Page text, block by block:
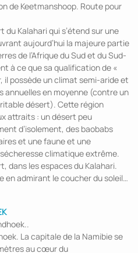
de Keetmanshoop. Route pour
du Kalahari qui s’étend sur une
aujourd’hui la majeure partie
de l’Afrique du Sud et du Sud-
à ce que sa qualification de «
il possède un climat semi-aride et
annuelles en moyenne (contre un
désert). Cette région
attraits : un désert peu
d’isolement, des baobabs
et une faune et une
climatique extrême.
dans les espaces du Kalahari.
en admirant le coucher du soleil…
La capitale de la Namibie se
au cœur du